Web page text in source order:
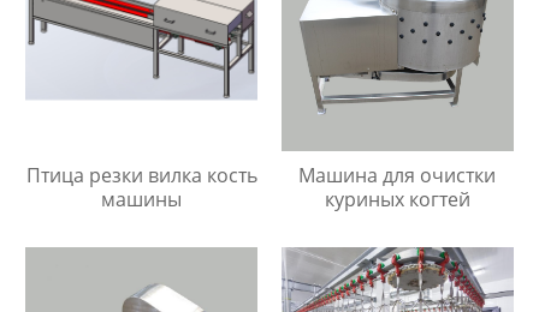
Птица резки вилка кость
машины
Машина для очистки
куриных когтей